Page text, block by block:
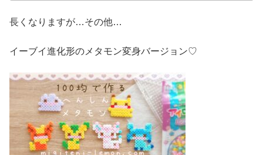
長くなりますが…その他…
イーブイ進化形のメタモン変身バージョン♡